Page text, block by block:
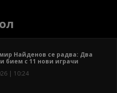
Найденов се радва: Два
бием с 11 нови играчи
| 10:24